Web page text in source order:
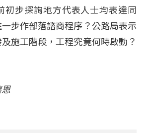
初步探詢地方代表人士均表達同
步作部落諮商程序？公路局表示
施工階段，工程究竟何時啟動？